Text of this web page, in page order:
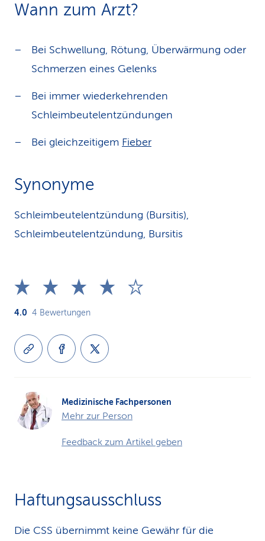
Wann zum Arzt?
Bei Schwellung, Rötung, Überwärmung oder
Schmerzen eines Gelenks
Bei immer wiederkehrenden
Schleimbeutelentzündungen
Bei gleichzeitigem Fieber
Synonyme
Schleimbeutelentzündung (Bursitis),
Schleimbeutelentzündung, Bursitis
4.0 4 Bewertungen
Medizinische Fachpersonen
Mehr zur Person
Feedback zum Artikel geben
Haftungsausschluss
Die CSS übernimmt keine Gewähr für die